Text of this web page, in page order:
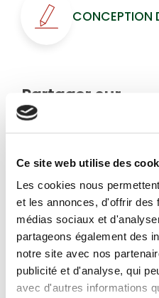
Ce site web utilise des
Les cookies nous
et les annonces, d'offrir des
médias sociaux et
partageons également des
notre site avec nos
publicité et d'analyse, qui
avec d'autres informations
CONCEPTION
Partager sur
Conception de